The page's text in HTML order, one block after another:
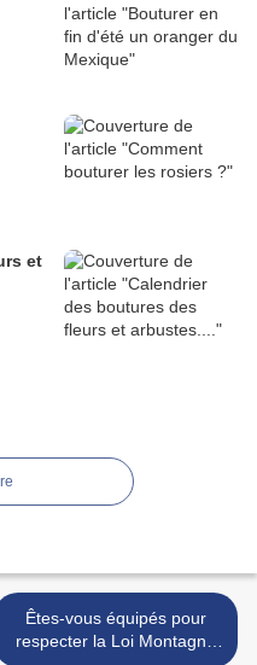
et
Êtes-vous équipés pour
respecter la Loi Montagne